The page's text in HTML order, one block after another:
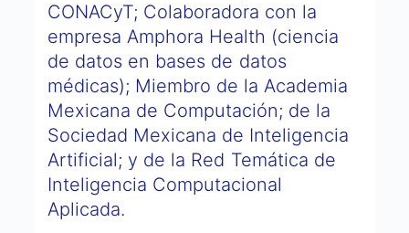
CONACyT; Colaboradora con la
empresa Amphora Health (ciencia
de datos en bases de datos
médicas); Miembro de la Academia
Mexicana de Computación; de la
Sociedad Mexicana de Inteligencia
Artificial; y de la Red Temática de
Inteligencia Computacional
Aplicada.